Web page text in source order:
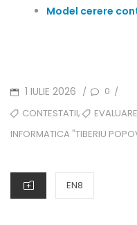
Model cerere
POSTED
ON
1 IULIE 2026 / 0 /
TAGSCONTESTATII,
INFORMATICA "TIBERIU
CATEGORIES
EN8